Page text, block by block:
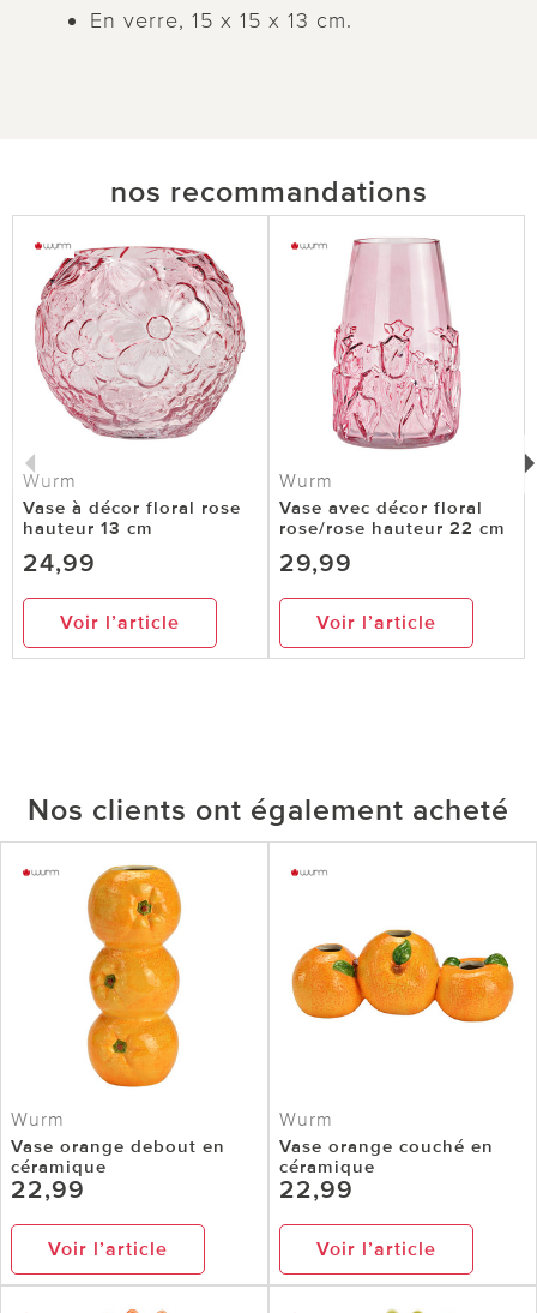
En verre, 15 x 15 x 13 cm.
nos recommandations
Wurm
Vase à décor floral rose
hauteur 13 cm
24,99
Voir l’article
Wurm
Vase avec décor floral
rose/rose hauteur 22 cm
29,99
Voir l’article
Nos clients ont également acheté
Wurm
Vase orange debout en
céramique
22,99
Voir l’article
Wurm
Vase orange couché en
céramique
22,99
Voir l’article